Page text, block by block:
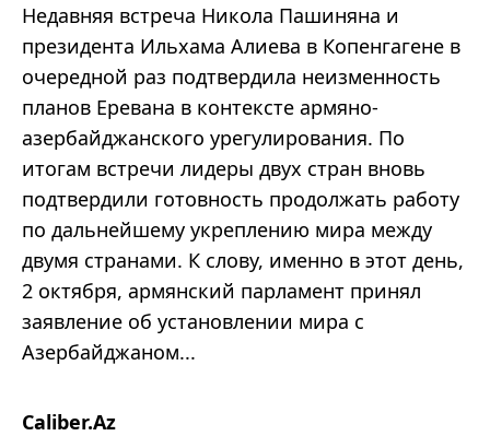
Недавняя встреча Никола Пашиняна и
президента Ильхама Алиева в Копенгагене в
очередной раз подтвердила неизменность
планов Еревана в контексте армяно-
азербайджанского урегулирования. По
итогам встречи лидеры двух стран вновь
подтвердили готовность продолжать работу
по дальнейшему укреплению мира между
двумя странами. К слову, именно в этот день,
2 октября, армянский парламент принял
заявление об установлении мира с
Азербайджаном...
Caliber.Az